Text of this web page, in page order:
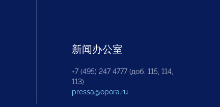
新闻办公室
+7 (495) 247 4777 (доб. 115, 114,
113)
pressa@opora.ru